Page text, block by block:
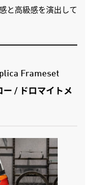
と高級感を演出して
Frameset
ー / ドロマイトメ